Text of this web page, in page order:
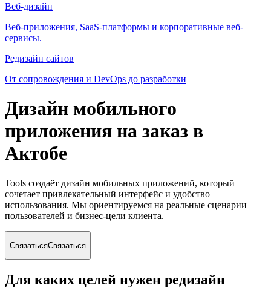
Веб-дизайн
Веб-приложения, SaaS-платформы и корпоративные веб-
сервисы.
Редизайн сайтов
От сопровождения и DevOps до разработки
Дизайн мобильного
приложения на заказ в
Актобе
Tools создаёт дизайн мобильных приложений, который
сочетает привлекательный интерфейс и удобство
использования. Мы ориентируемся на реальные сценарии
пользователей и бизнес-цели клиента.
СвязатьсяСвязаться
Для каких целей нужен редизайн